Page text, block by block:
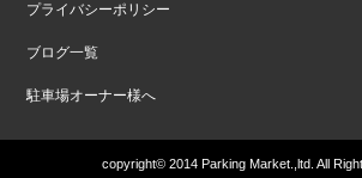
プライバシーポリシー
ブログ一覧
駐車場オーナー様へ
copyright© 2014 Parking Market.,ltd. All